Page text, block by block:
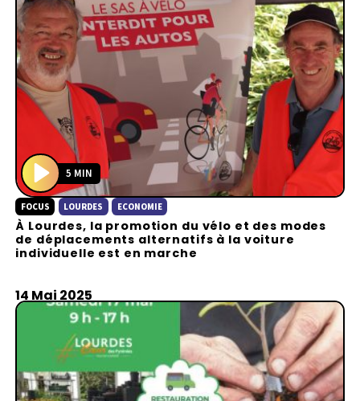
P
l
a
y
5 MIN
FOCUS LOURDES ECONOMIE
À Lourdes, la promotion du vélo et des modes
de déplacements alternatifs à la voiture
individuelle est en marche
14 Mai 2025